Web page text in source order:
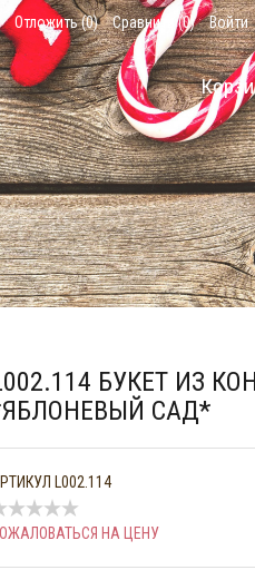
Отложить (0) Сравнить (0) Войти
БУКЕТ ИЗ
САД*
L002.114
НА ЦЕНУ